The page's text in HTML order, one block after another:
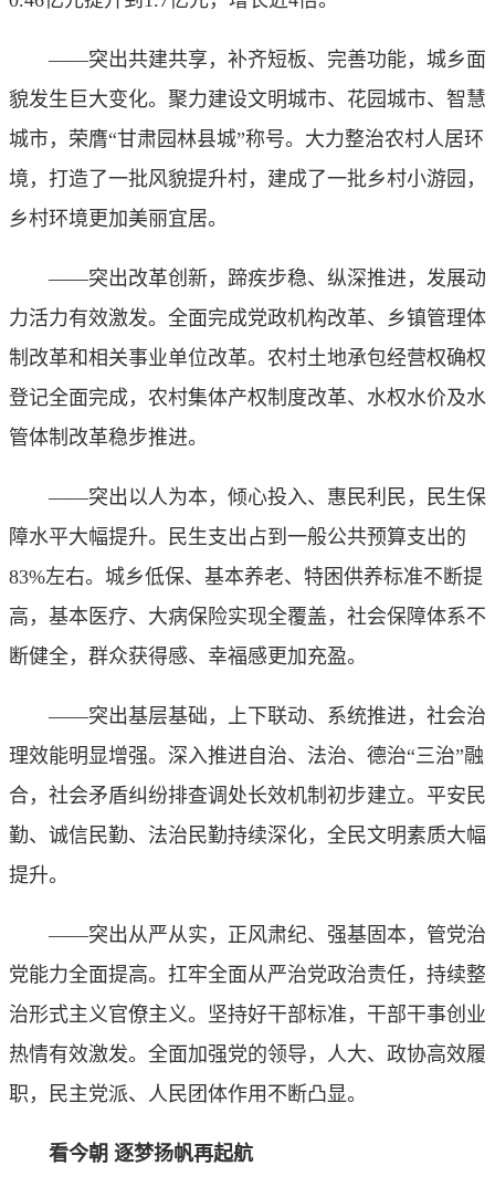
——突出共建共享，补齐短板、完善功能，城乡面
貌发生巨大变化。聚力建设文明城市、花园城市、智慧
城市，荣膺“甘肃园林县城”称号。大力整治农村人居环
境，打造了一批风貌提升村，建成了一批乡村小游园，
乡村环境更加美丽宜居。
——突出改革创新，蹄疾步稳、纵深推进，发展动
力活力有效激发。全面完成党政机构改革、乡镇管理体
制改革和相关事业单位改革。农村土地承包经营权确权
登记全面完成，农村集体产权制度改革、水权水价及水
管体制改革稳步推进。
——突出以人为本，倾心投入、惠民利民，民生保
障水平大幅提升。民生支出占到一般公共预算支出的
83%左右。城乡低保、基本养老、特困供养标准不断提
高，基本医疗、大病保险实现全覆盖，社会保障体系不
断健全，群众获得感、幸福感更加充盈。
——突出基层基础，上下联动、系统推进，社会治
理效能明显增强。深入推进自治、法治、德治“三治”融
合，社会矛盾纠纷排查调处长效机制初步建立。平安民
勤、诚信民勤、法治民勤持续深化，全民文明素质大幅
提升。
——突出从严从实，正风肃纪、强基固本，管党治
党能力全面提高。扛牢全面从严治党政治责任，持续整
治形式主义官僚主义。坚持好干部标准，干部干事创业
热情有效激发。全面加强党的领导，人大、政协高效履
职，民主党派、人民团体作用不断凸显。
看今朝 逐梦扬帆再起航